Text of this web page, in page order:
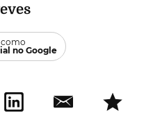
no Google